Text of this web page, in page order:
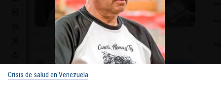
Crisis de salud en Venezuela